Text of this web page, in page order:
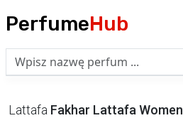
PerfumeHub
Lattafa Fakhar Lattafa Women